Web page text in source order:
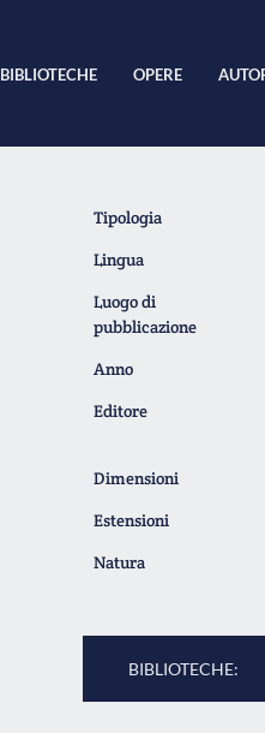
BIBLIOTECHE OPERE
Tipologia
Lingua
Luogo di
pubblicazione
Anno
Editore
Dimensioni
Estensioni
Natura
BIBLIOTECHE: